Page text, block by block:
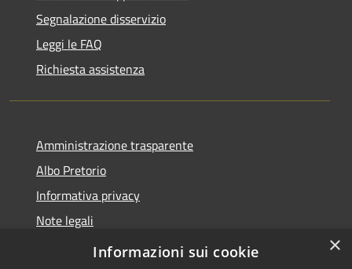
Segnalazione disservizio
Leggi le FAQ
Richiesta assistenza
Amministrazione trasparente
Albo Pretorio
Informativa privacy
Note legali
Dichiarazione di accessibilità
×
Informazioni sui cookie